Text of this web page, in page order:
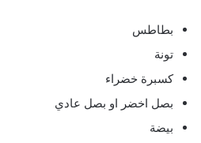
بطاطس
تونة
كسبرة خضراء
بصل اخضر او بصل عادي
بيضة